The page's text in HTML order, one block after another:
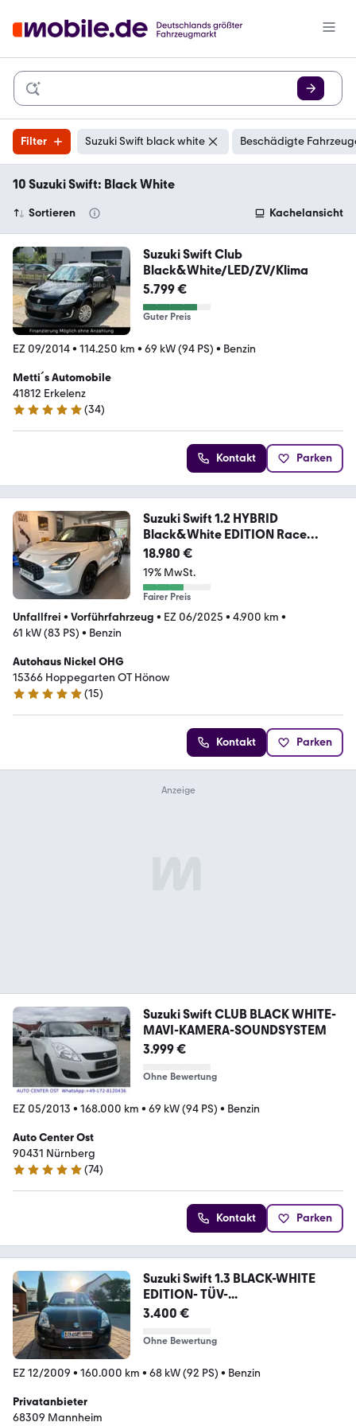
Filter Suzuki Swift black white Beschädigte
10 Suzuki Swift: Black White
Sortieren Kachelansicht
Suzuki Swift Club
Black&White/LED/ZV/Klima
5.799 €
Guter Preis
EZ 09/2014• 114.250 km • 69 kW (94 PS) • Benzin
Metti´s Automobile
41812 Erkelenz
5 Sterne
(34)
Kontakt Parken
Suzuki Swift 1.2 HYBRID
Black&White EDITION Race
Decor
18.980 €
19% MwSt.
Fairer Preis
Unfallfrei • Vorführfahrzeug • EZ 06/2025 • 4.900 km •
61 kW (83 PS) • Benzin
Autohaus Nickel OHG
15366 Hoppegarten OT Hönow
5 Sterne
(15)
Kontakt Parken
Suzuki Swift CLUB BLACK WHITE-
MAVI-KAMERA-SOUNDSYSTEM
3.999 €
Ohne Bewertung
EZ 05/2013 • 168.000 km • 69 kW (94 PS) • Benzin
Auto Center Ost
90431 Nürnberg
5 Sterne
(74)
Kontakt Parken
Suzuki Swift 1.3 BLACK-WHITE
EDITION- TÜV-...
3.400 €
Ohne Bewertung
EZ 12/2009 • 160.000 km • 68 kW (92 PS) • Benzin
Privatanbieter
68309 Mannheim